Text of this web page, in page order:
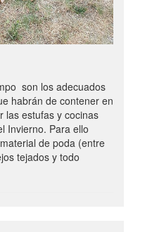
son los adecuados
habrán de contener en
las estufas y cocinas
Invierno. Para ello
de poda (entre
tejados y todo